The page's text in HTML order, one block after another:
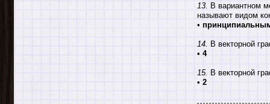
13. В вариантном
называют видом
•
14. В векторной
• 4
15. В векторной
• 2